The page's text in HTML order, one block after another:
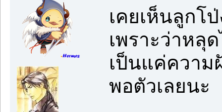
เคยเห็นลูก
เพราะว่าหลุ
เป็นแค่ควา
พอตัวเลยนะ